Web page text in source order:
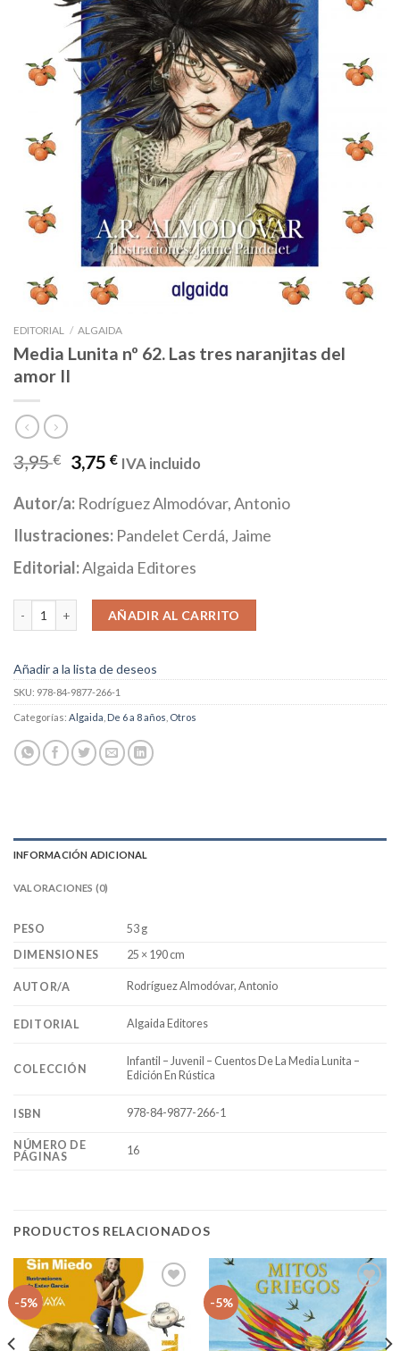
EDITORIAL / ALGAIDA
Media Lunita nº 62. Las tres naranjitas del
amor II
3,95€ 3,75€ IVA incluido
Autor/a: Rodríguez Almodóvar, Antonio
Ilustraciones: Pandelet Cerdá, Jaime
Editorial:Algaida Editores
Media Lunita nº 62. Las tres naranjitas del amor II cantidad
AÑADIR AL CARRITO
Añadir a la lista de deseos
SKU: 978-84-9877-266-1
Categorías: Algaida De 6 a 8 años Otros
INFORMACIÓN ADICIONAL
VALORACIONES (0)
PESO
53 g
DIMENSIONES
25 × 190 cm
AUTOR/A Rodríguez Almodóvar, Antonio
EDITORIAL Algaida Editores
COLECCIÓN
Infantil – Juvenil – Cuentos De La Media Lunita –
Edición En Rústica
ISBN 978-84-9877-266-1
NÚMERO DE
PÁGINAS
16
PRODUCTOS RELACIONADOS
-5%
a la
lista
de
deseos
-5%
Añadir
a la
lista
de
deseos